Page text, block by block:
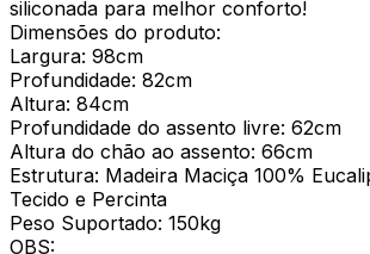
siliconada para melhor conforto!
Dimensões do produto:
Largura: 98cm
Profundidade: 82cm
Altura: 84cm
Profundidade do assento livre: 62cm
Altura do chão ao assento: 66cm
Estrutura: Madeira Maciça 100%
Tecido e Percinta
Peso Suportado: 150kg
OBS: